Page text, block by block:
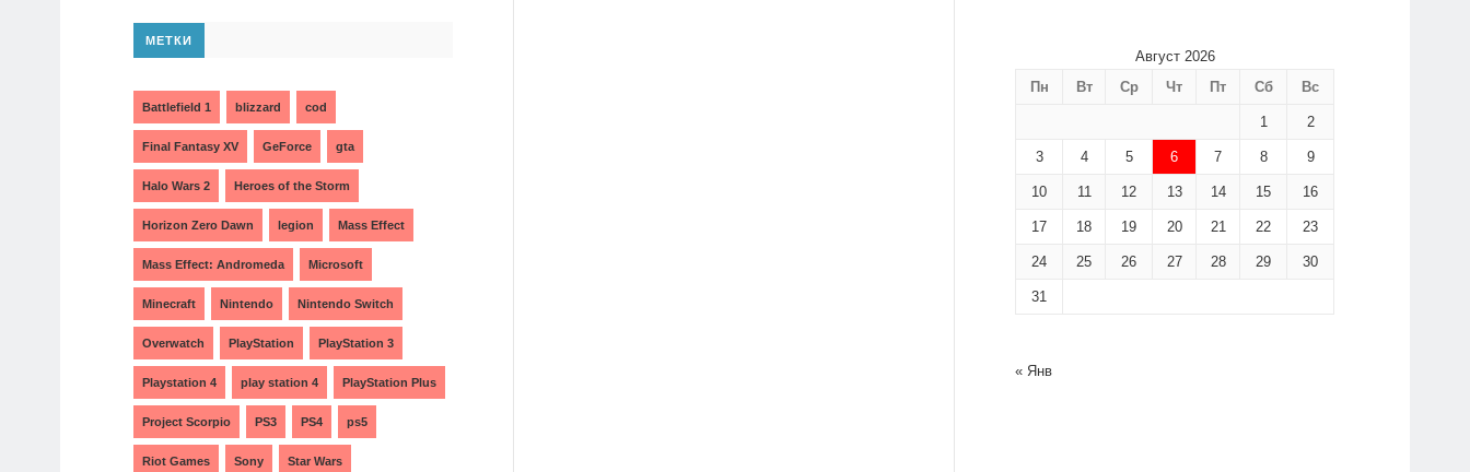
МЕТКИ
Battlefield 1 blizzard cod
Final Fantasy XV GeForce gta
Halo Wars 2 Heroes of the Storm
Horizon Zero Dawn legion Mass Effect
Mass Effect: Andromeda Microsoft
Minecraft Nintendo Nintendo Switch
Overwatch PlayStation PlayStation 3
Playstation 4 play station 4 PlayStation Plus
Project Scorpio PS3 PS4 ps5
Riot Games Sony Star Wars
Август 2026
Пн
Вт Ср Чт Пт Сб Вс
1 2
3 4 5 6 7 8 9
10 11 12 13 14 15 16
17 18 19 20 21 22 23
24 25 26 27 28 29 30
31
« Янв